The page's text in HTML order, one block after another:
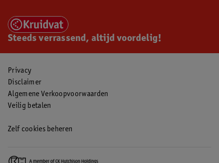
Steeds verrassend, altijd voordelig!
Privacy
Disclaimer
Algemene Verkoopvoorwaarden
Veilig betalen
Zelf cookies beheren